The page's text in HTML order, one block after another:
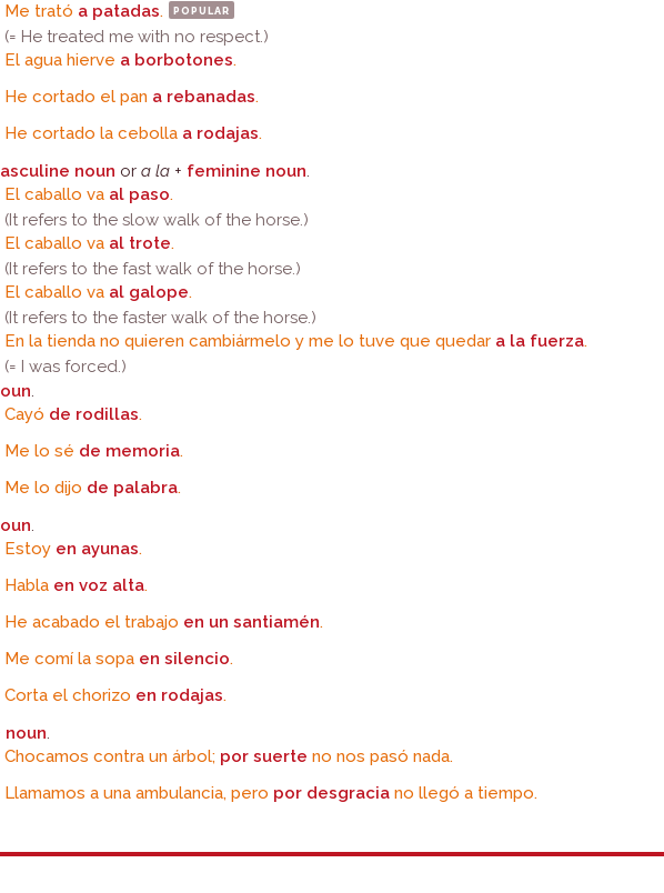
Me trató a patadas. popular
(= He treated me with no respect.)
El agua hierve a borbotones.
He cortado el pan a rebanadas.
He cortado la cebolla a rodajas.
noun ora la + feminine noun.
El caballo va al paso.
(It refers to the slow walk of the horse.)
El caballo va al trote.
(It refers to the fast walk of the horse.)
El caballo va al galope.
(It refers to the faster walk of the horse.)
En la tienda no quieren cambiármelo y me lo tuve que quedar a la fuerza.
(= I was forced.)
.
Cayó de rodillas.
Me lo sé de memoria.
Me lo dijo de palabra.
.
Estoy en ayunas.
Habla en voz alta.
He acabado el trabajo en un santiamén.
Me comí la sopa en silencio.
Corta el chorizo en rodajas.
noun.
Chocamos contra un árbol; por suerte no nos pasó nada.
Llamamos a una ambulancia, pero por desgracia no llegó a tiempo.